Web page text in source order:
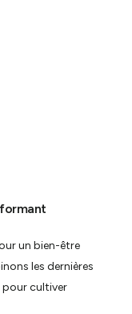
un bien-être
les dernières
pour cultiver